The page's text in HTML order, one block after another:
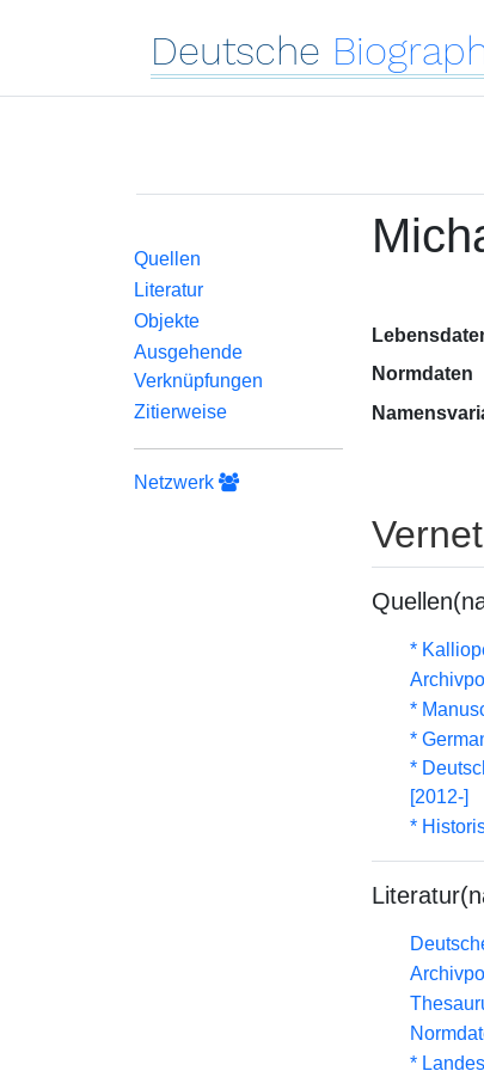
Deutsche
Quellen
Literatur
Objekte
Ausgehende
Verknüpfungen
Zitierweise
Netzwerk
Normdaten
*
*
*
*
[2012-]
*
*